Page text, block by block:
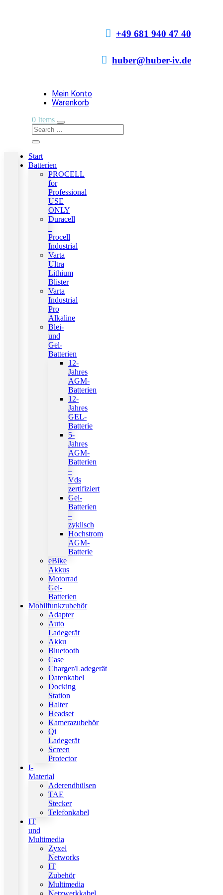
 +49 681 940 47 40
 huber@huber-iv.de
Mein Konto
Warenkorb
0 Items
Start
Batterien
PROCELL
for
Professional
USE
ONLY
Duracell
–
Procell
Industrial
Varta
Ultra
Lithium
Blister
Varta
Industrial
Pro
Alkaline
Blei-
und
Gel-
Batterien
12-
Jahres
AGM-
Batterien
12-
Jahres
GEL-
Batterie
5-
Jahres
AGM-
Batterien
–
Vds
zertifiziert
Gel-
Batterien
–
zyklisch
Hochstrom
AGM-
Batterie
eBike
Akkus
Motorrad
Gel-
Batterien
Mobilfunkzubehör
Adapter
Auto
Ladegerät
Akku
Bluetooth
Case
Charger/Ladegerät
Datenkabel
Docking
Station
Halter
Headset
Kamerazubehör
Qi
Ladegerät
Screen
Protector
I-
Material
Aderendhülsen
TAE
Stecker
Telefonkabel
IT
und
Multimedia
Zyxel
Networks
IT
Zubehör
Multimedia
Netzwerkkabel